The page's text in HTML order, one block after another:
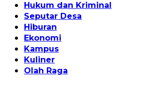
Hukum dan Kriminal
Seputar Desa
Hiburan
Ekonomi
Kampus
Kuliner
Olah Raga